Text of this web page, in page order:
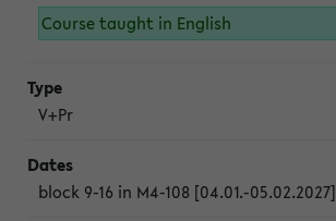
Course taught in English
V+Pr
block 9-16 in M4-108 [04.01.-05.02.2027]